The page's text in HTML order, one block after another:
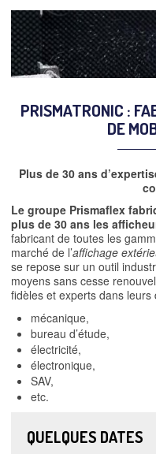
PRISMATRONIC :
DE
Plus de 30 ans
Le groupe Prismaflex
plus de 30 ans les
fabricant de toutes les
marché de l’affichage
se repose sur un outil
moyens sans cesse
fidèles et experts dans leurs
mécanique,
bureau d’étude,
électricité,
électronique,
SAV,
etc.
QUELQUES DATES